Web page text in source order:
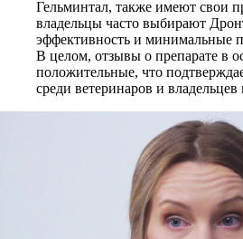
Гельминтал, также имеют свои
владельцы часто выбирают
эффективность и минимальные
В целом, отзывы о препарате в
положительные, что
среди ветеринаров и владельцев